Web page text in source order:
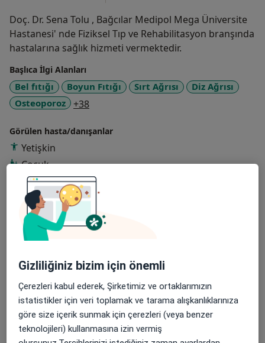
Doç. Dr. Sena Tolu , Bağcılar Medipol Mega Üniversite
Hastanesi' nde Fiziksel Tıp ve Rehabilitasyon branşında
hastalarına sağlık hizmeti vermektedir.
Başlıca İlgi Alanları
Bel fıtığı Boyun Fıtığı Sırt Ağrısı
Diz Ağrısı
Osteoporoz
+38a11y_sr_more_diseases
Görülen hasta/danışanlar
Yetişkin
Çocuk
Konsültasyon türleri
Yüz yüzeKonumları görüntüle (1)
Fotoğraflar ve videolar
Galeriyi görüntüle (1)
Gizliliğiniz bizim için önemli
Çerezleri kabul ederek, Şirketimiz ve ortaklarımızın
istatistikler için veri toplamak ve tarama alışkanlıklarınıza
göre size içerik sunmak için çerezleri (veya benzer
teknolojileri) kullanmasına izin vermiş